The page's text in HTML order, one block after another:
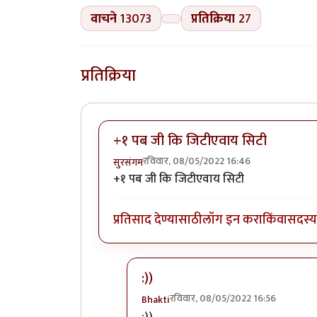
वाचने13073 प्रतिक्रिया 27
प्रतिक्रिया
+१ पब जी कि जिटीएवाय सिटी
सुरसंगमरविवार, 08/05/2022 16:46
+१ पब जी कि जिटीएवाय सिटी
प्रतिसाद देण्यासाठीलॉग इन कराकिंवासदस्य
:))
Bhaktiरविवार, 08/05/2022 16:56